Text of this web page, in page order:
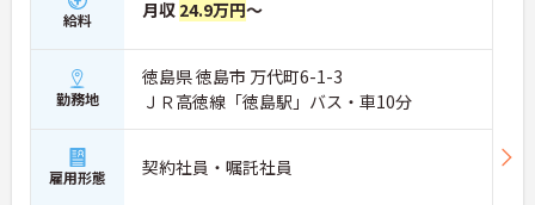
給料 月収 24.9万円～
勤務地
徳島県 徳島市 万代町6-1-3
ＪＲ高徳線「徳島駅」バス・車10分
雇用形態 契約社員・嘱託社員